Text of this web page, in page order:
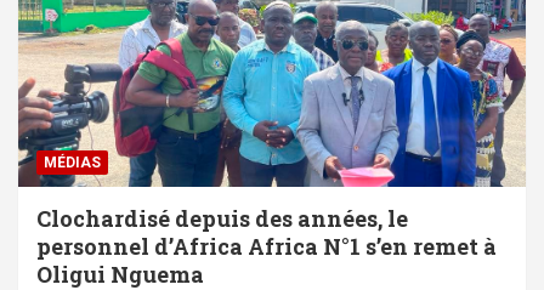
MÉDIAS
Clochardisé depuis des années, le
personnel d’Africa Africa N°1 s’en remet à
Oligui Nguema